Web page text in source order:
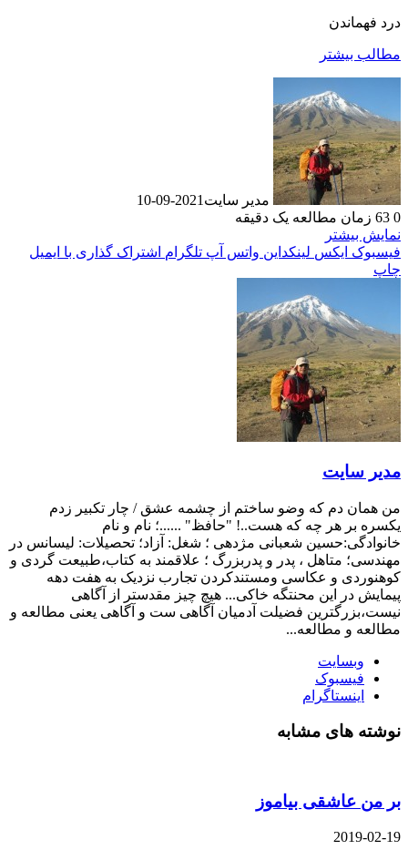
درد فهماندن
مطالب بیشتر
مدیر سایت 2021-09-10
0
زمان مطالعه یک دقیقه
نمایش بیشتر
فیسبوک ایکس لینکداین واتس آپ تلگرام اشتراک گذاری با ایمیل
چاپ
مدیر سایت
من همان دم که وضو ساختم از چشمه عشق / چار تکبیر زدم
یکسره بر هر چه که هست..! "حافظ" ......؛ نام و نام
خانوادگی:حسین شعبانی مژدهی ؛ شغل: آزاد؛ تحصیلات: لیسانس در
مهندسی؛ متاهل ، پدر و پدربزرگ ؛ علاقمند به کتاب،طبیعت گردی و
کوهنوردی و عکاسی ومستندکردن تجارب نزدیک به هفت دهه
پیمایش در این محنتگه خاکی... هیچ چیز مقدستر از آگاهی
نیست،بزرگترین فضیلت آدمیان آگاهی ست و آگاهی یعنی مطالعه و
مطالعه و مطالعه...
وبسایت
فیسبوک
اینستاگرام
نوشته های مشابه
بر من عاشقی بیاموز
2019-02-19